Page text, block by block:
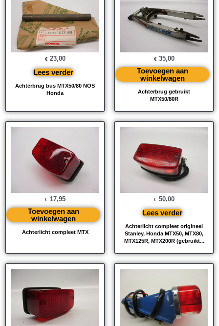
Achterbrug bus MTX50/80 NOS
Honda
€ 23,00
Lees verder
Achterbrug gebruikt
MTX50/80R
€ 35,00
Toevoegen aan
winkelwagen
Achterlicht compleet MTX
€ 17,95
Toevoegen aan
winkelwagen
Achterlicht compleet origineel
Stanley, Honda MTX50, MTX80,
MTX125R, MTX200R (gebruikt...
€ 50,00
Lees verder